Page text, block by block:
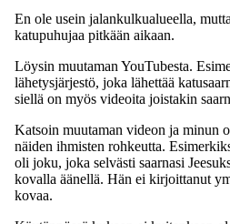
En ole usein jalankulkualueella,
katupuhujaa pitkään aikaan.
Löysin muutaman YouTubesta.
lähetysjärjestö, joka lähettää
siellä on myös videoita joistakin
Katsoin muutaman videon ja minun
näiden ihmisten rohkeutta.
oli joku, joka selvästi saarnasi
kovalla äänellä. Hän ei kirjoittanut
kovaa.